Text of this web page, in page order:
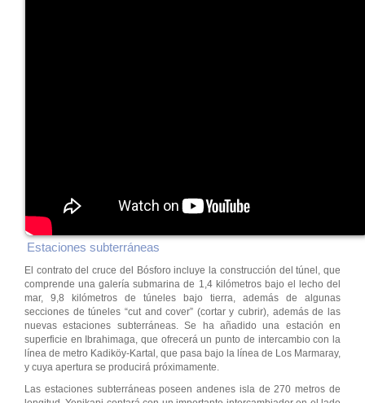
Estaciones subterráneas
El contrato del cruce del Bósforo incluye la construcción del túnel, que
comprende una galería submarina de 1,4 kilómetros bajo el lecho del
mar, 9,8 kilómetros de túneles bajo tierra, además de algunas
secciones de túneles “cut and cover” (cortar y cubrir), además de las
nuevas estaciones subterráneas. Se ha añadido una estación en
superficie en Ibrahimaga, que ofrecerá un punto de intercambio con la
línea de metro Kadiköy-Kartal, que pasa bajo la línea de Los Marmaray,
y cuya apertura se producirá próximamente.
Las estaciones subterráneas poseen andenes isla de 270 metros de